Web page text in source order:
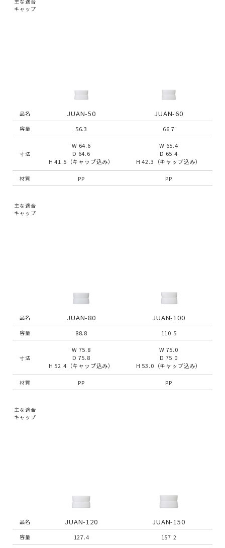
キャップ
品名
容量
寸法
材質
主な適合
キャップ
JUAN-50
56.3
W 64.6
D 64.6
H 41.5（キャップ込み）
PP
JUAN-60
66.7
W 65.4
D 65.4
H 42.3（キャップ込み）
PP
品名
容量
寸法
材質
主な適合
キャップ
JUAN-80
88.8
W 75.8
D 75.8
H 52.4（キャップ込み）
PP
JUAN-100
110.5
W 75.0
D 75.0
H 53.0（キャップ込み）
PP
品名
容量
JUAN-120
127.4
JUAN-150
157.2